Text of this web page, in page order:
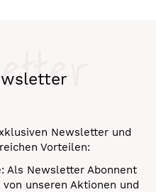
Newsletter und
Vorteilen:
Als Newsletter Abonnent
unseren Aktionen und